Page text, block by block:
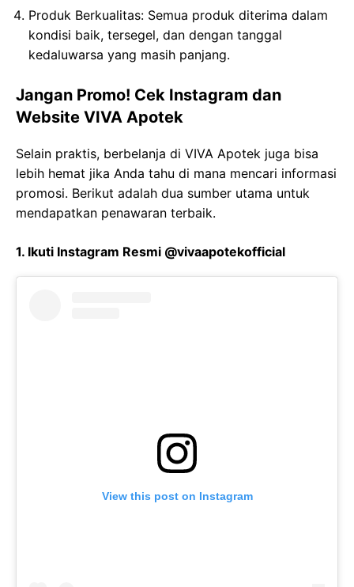
Produk Berkualitas: Semua produk diterima dalam
kondisi baik, tersegel, dan dengan tanggal
kedaluwarsa yang masih panjang.
Jangan Promo! Cek Instagram dan
Website VIVA Apotek
Selain praktis, berbelanja di VIVA Apotek juga bisa
lebih hemat jika Anda tahu di mana mencari informasi
promosi. Berikut adalah dua sumber utama untuk
mendapatkan penawaran terbaik.
1. Ikuti Instagram Resmi @vivaapotekofficial
View this post on Instagram